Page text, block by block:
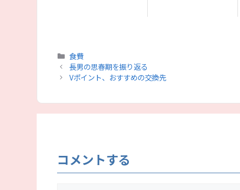
カ
テ
ゴ
食費
長男の思春期を振り返る
Vポイント、おすすめの交換先
コメントする